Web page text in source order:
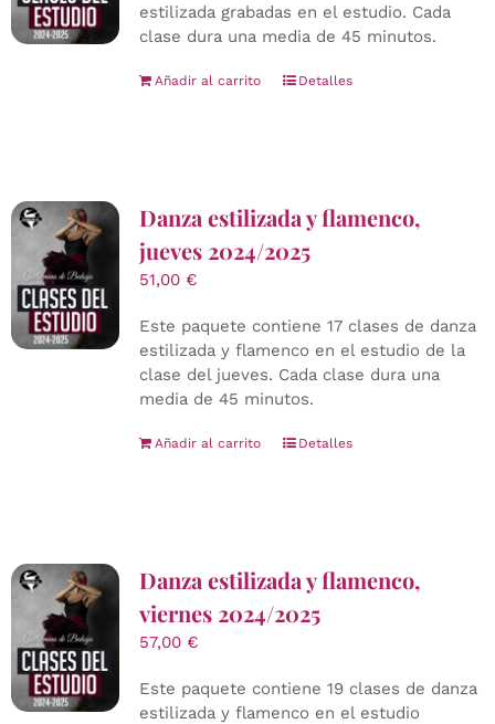
estilizada grabadas en el estudio. Cada
clase dura una media de 45 minutos.
Añadir al carrito Detalles
Danza estilizada y flamenco,
jueves 2024/2025
51,00 €
Este paquete contiene 17 clases de danza
estilizada y flamenco en el estudio de la
clase del jueves. Cada clase dura una
media de 45 minutos.
Añadir al carrito Detalles
Danza estilizada y flamenco,
viernes 2024/2025
57,00 €
Este paquete contiene 19 clases de danza
estilizada y flamenco en el estudio